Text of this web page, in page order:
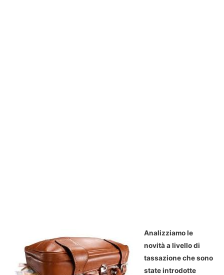
Analizziamo le
novità a livello di
tassazione che sono
state introdotte